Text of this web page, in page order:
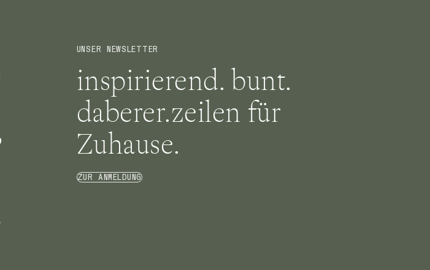
UNSER NEWSLETTER
inspirierend. bunt.
daberer.zeilen für
Zuhause.
ZUR ANMELDUNG